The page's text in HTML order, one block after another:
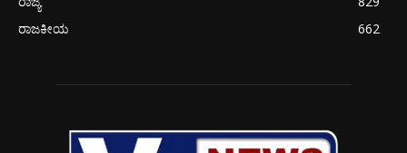
ರಾಜಕೀಯ
662